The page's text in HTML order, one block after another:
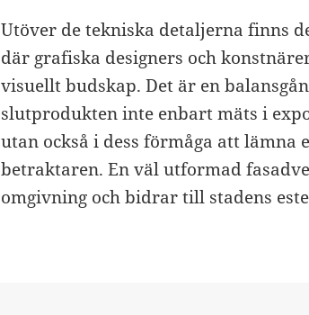
Utöver de tekniska detaljerna finns
där grafiska designers och
visuellt budskap. Det är en
slutprodukten inte enbart mäts i
utan också i dess förmåga att lämna
betraktaren. En väl utformad
omgivning och bidrar till stadens